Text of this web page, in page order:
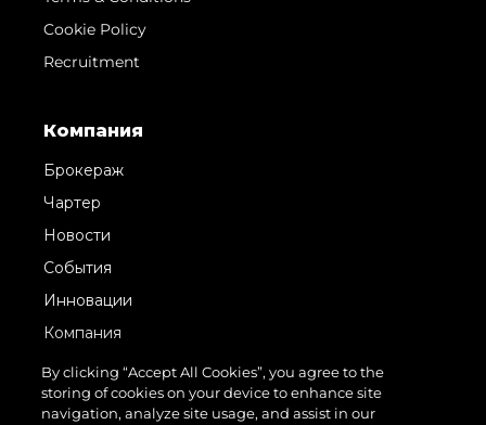
Cookie Policy
Recruitment
Компания
Брокераж
Чартер
Новости
События
Инновации
Компания
Команда
Lifestyle
By clicking “Accept All Cookies”, you agree to the
storing of cookies on your device to enhance site
navigation, analyze site usage, and assist in our